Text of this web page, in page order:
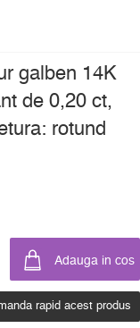
galben 14K
de 0,20 ct,
rotund
rapid acest produs